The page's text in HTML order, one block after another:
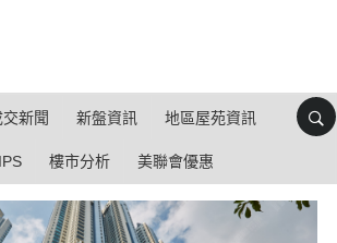
新聞 新盤資訊 地區屋苑資訊
樓市分析 美聯會優惠